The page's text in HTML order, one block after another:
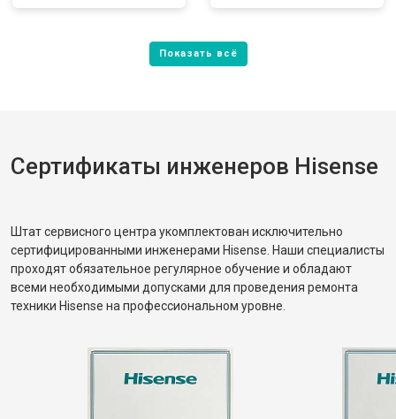
Сертификаты инженеров Hisense
Штат сервисного центра укомплектован исключительно
сертифицированными инженерами Hisense. Наши специалисты
проходят обязательное регулярное обучение и обладают
всеми необходимыми допусками для проведения ремонта
техники Hisense на профессиональном уровне.